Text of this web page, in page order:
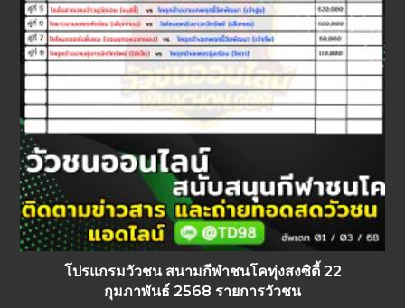
โปรแกรมวัวชน สนามกีฬาชนโคทุ่งสงซิตี้ 22
กุมภาพันธ์ 2568 รายการวัวชน